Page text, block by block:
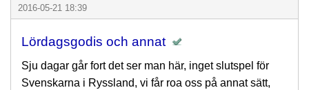
• Glömt lösenord?
2016-05-21 18:39
Lördagsgodis och annat
Sju dagar går fort det ser man här, inget slutspel för
Svenskarna i Ryssland, vi får roa oss på annat sätt,